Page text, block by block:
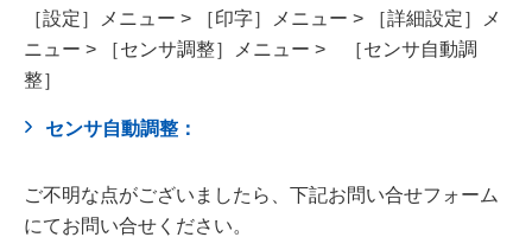
［設定］メニュー > ［印字］メニュー > ［詳細設定］メ
ニュー > ［センサ調整］メニュー > ［センサ自動調
整］
センサ自動調整：
ご不明な点がございましたら、下記お問い合せフォーム
にてお問い合せください。